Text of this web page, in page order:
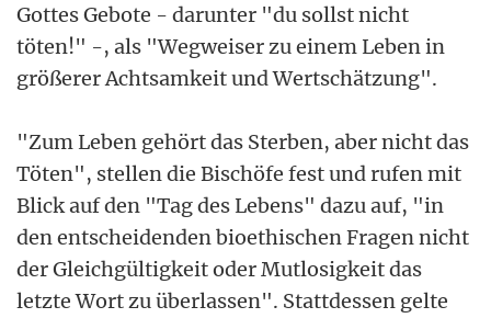
Gottes Gebote - darunter "du sollst nicht
töten!" -, als "Wegweiser zu einem Leben in
größerer Achtsamkeit und Wertschätzung".
"Zum Leben gehört das Sterben, aber nicht das
Töten", stellen die Bischöfe fest und rufen mit
Blick auf den "Tag des Lebens" dazu auf, "in
den entscheidenden bioethischen Fragen nicht
der Gleichgültigkeit oder Mutlosigkeit das
letzte Wort zu überlassen". Stattdessen gelte